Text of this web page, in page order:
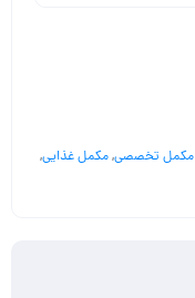
مکمل تخصصی,مکمل غذایی,